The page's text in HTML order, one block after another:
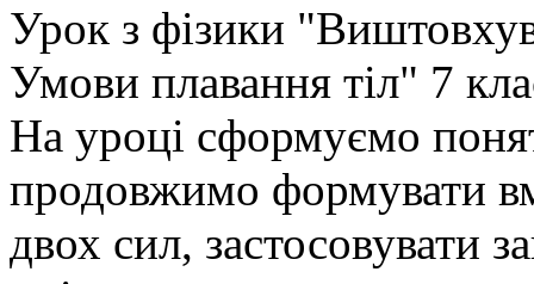
Урок з фізики
Умови плавання тіл" 7
На уроці сформуємо
продовжимо формувати
двох сил, застосовувати